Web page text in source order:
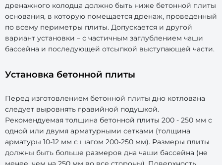
дренажного колодца должно быть ниже бетонной плиты
основания, в которую помещается дренаж, проведенный
по всему периметры плиты. Допускается и другой
вариант установки – с частичным заглублением чаши
бассейна и последующей отсыпкой выступающей части.
Установка бетонной плиты
Перед изготовлением бетонной плиты дно котлована
следует выровнять гравийной подушкой.
Рекомендуемая толщина бетонной плиты 200 - 250 мм с
одной или двумя арматурными сетками (толщина
арматуры 10-12 мм с шагом 200-250 мм). Размеры плиты
должны быть больше размеров дна чаши бассейна (не